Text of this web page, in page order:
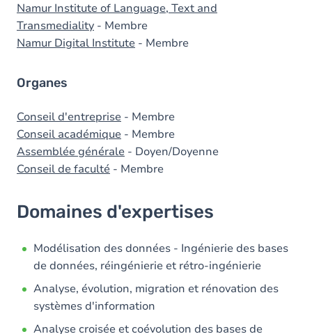
Namur Institute of Language, Text and
Transmediality - Membre
Namur Digital Institute - Membre
Organes
Conseil d'entreprise - Membre
Conseil académique - Membre
Assemblée générale - Doyen/Doyenne
Conseil de faculté - Membre
Domaines d'expertises
Modélisation des données - Ingénierie des bases
de données, réingénierie et rétro-ingénierie
Analyse, évolution, migration et rénovation des
systèmes d'information
Analyse croisée et coévolution des bases de